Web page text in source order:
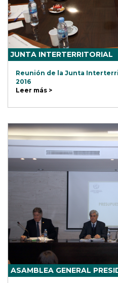
JUNTA INTERTERRITORIAL
Reunión de la Junta
2016
Leer más >
ASAMBLEA GENERAL